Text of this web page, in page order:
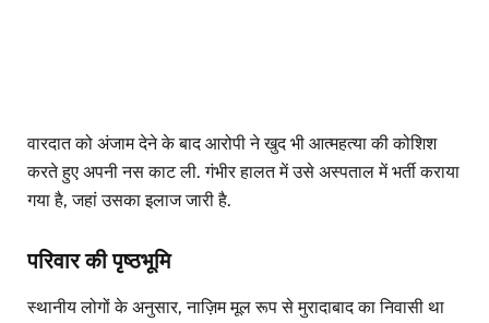
वारदात को अंजाम देने के बाद आरोपी ने खुद भी आत्महत्या की कोशिश
करते हुए अपनी नस काट ली. गंभीर हालत में उसे अस्पताल में भर्ती कराया
गया है, जहां उसका इलाज जारी है.
परिवार की पृष्ठभूमि
स्थानीय लोगों के अनुसार, नाज़िम मूल रूप से मुरादाबाद का निवासी था